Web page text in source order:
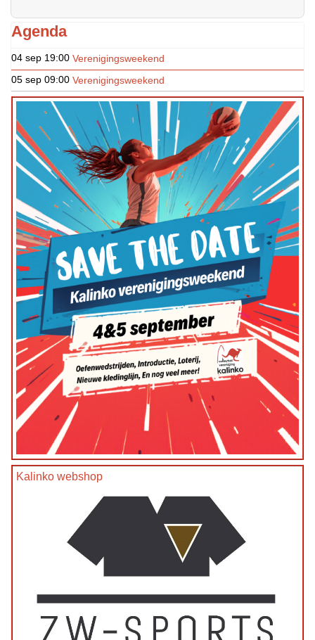
Agenda
04 sep 19:00 Verenigingsweekend
05 sep 09:00 Verenigingsweekend
Kalinko webshop